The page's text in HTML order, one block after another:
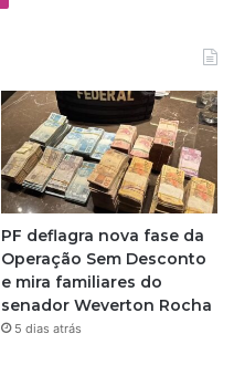
t
a
g
r
a
m
PF deflagra nova fase da
Operação Sem Desconto
e mira familiares do
senador Weverton Rocha
5 dias atrás